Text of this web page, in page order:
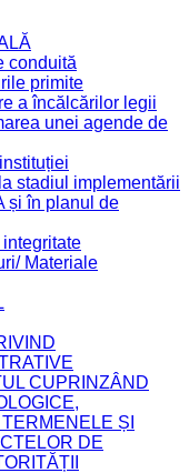
conduită
primite
a încălcărilor legii
unei agende de
stadiul implementării
și în planul de
Materiale
CUPRINZÂND
ȘI
DE